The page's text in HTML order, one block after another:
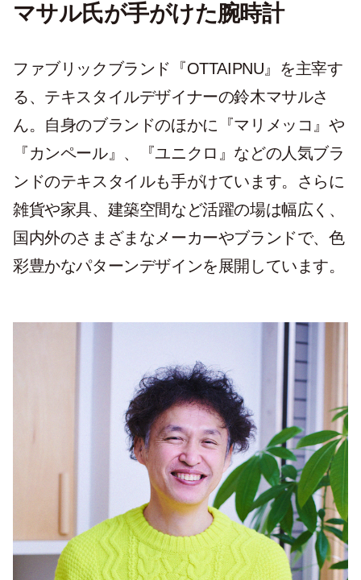
マサル氏が手がけた腕時計
ファブリックブランド『OTTAIPNU』を主宰す
る、テキスタイルデザイナーの鈴木マサルさ
ん。自身のブランドのほかに『マリメッコ』や
『カンペール』、『ユニクロ』などの人気ブラ
ンドのテキスタイルも手がけています。さらに
雑貨や家具、建築空間など活躍の場は幅広く、
国内外のさまざまなメーカーやブランドで、色
彩豊かなパターンデザインを展開しています。